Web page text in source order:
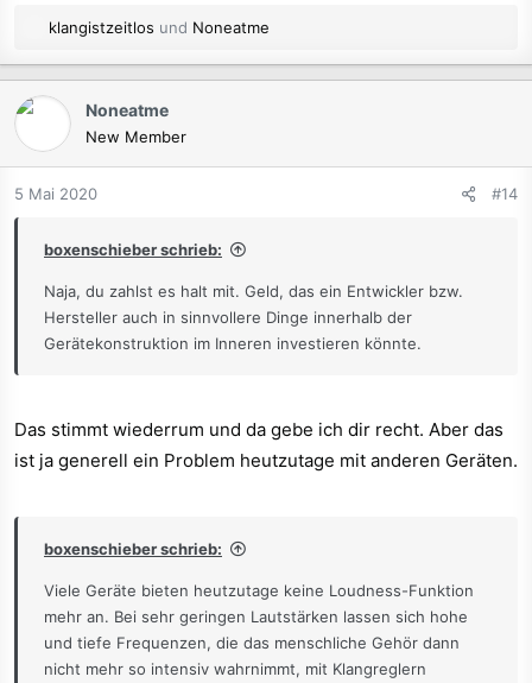
R
k
o
n
:
klangistzeitlos und Noneatme
Noneatme
New Member
5 Mai 2020 #14
boxenschieber schrieb:
Naja, du zahlst es halt mit. Geld, das ein Entwickler bzw.
Hersteller auch in sinnvollere Dinge innerhalb der
Gerätekonstruktion im Inneren investieren könnte.
Das stimmt wiederrum und da gebe ich dir recht. Aber das
ist ja generell ein Problem heutzutage mit anderen Geräten.
boxenschieber schrieb:
Viele Geräte bieten heutzutage keine Loudness-Funktion
mehr an. Bei sehr geringen Lautstärken lassen sich hohe
und tiefe Frequenzen, die das menschliche Gehör dann
nicht mehr so intensiv wahrnimmt, mit Klangreglern